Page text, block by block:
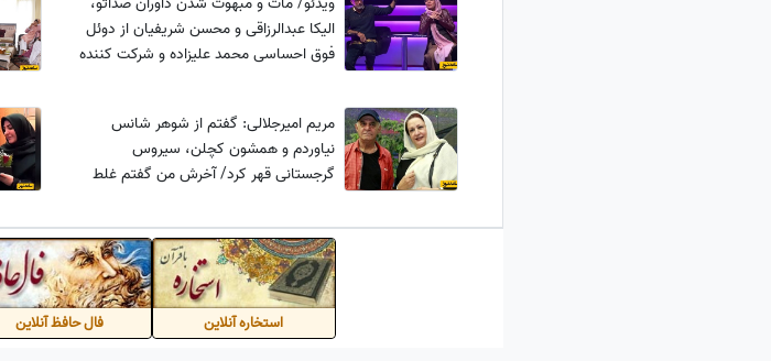
الیکا عبدالرزاقی و محسن شریفیان از دوئل
فوق احساسی محمد علیزاده و شرکت کننده
مریم امیرجلالی: گفتم از شوهر شانس
نیاوردم و همشون کچلن، سیروس
گرجستانی قهر کرد/ آخرش من گفتم غلط
استخاره آنلاین فال حافظ آنلاین